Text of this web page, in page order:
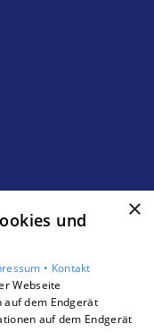
×
und
• Kontakt
Webseite
dem Endgerät
auf dem Endgerät